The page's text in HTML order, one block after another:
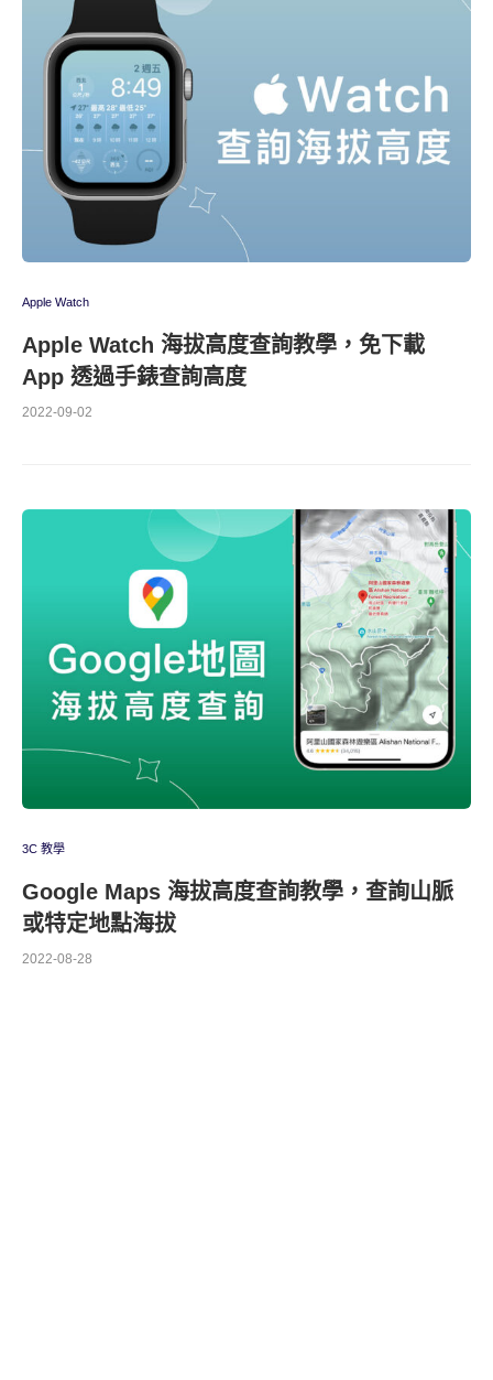
Apple Watch
Apple Watch 海拔高度查詢教學，免下載
App 透過手錶查詢高度
2022-09-02
3C 教學
Google Maps 海拔高度查詢教學，查詢山脈
或特定地點海拔
2022-08-28